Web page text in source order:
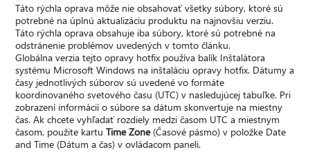
Táto rýchla oprava môže nie obsahovať všetky súbory, ktoré sú
potrebné na úplnú aktualizáciu produktu na najnovšiu verziu.
Táto rýchla oprava obsahuje iba súbory, ktoré sú potrebné na
odstránenie problémov uvedených v tomto článku.
Globálna verzia tejto opravy hotfix používa balík Inštalátora
systému Microsoft Windows na inštaláciu opravy hotfix. Dátumy a
časy jednotlivých súborov sú uvedené vo formáte
koordinovaného svetového času (UTC) v nasledujúcej tabuľke. Pri
zobrazení informácií o súbore sa dátum skonvertuje na miestny
čas. Ak chcete vyhľadať rozdiely medzi časom UTC a miestnym
časom, použite kartuTime Zone(Časové pásmo) v položke Date
and Time (Dátum a čas) v ovládacom paneli.